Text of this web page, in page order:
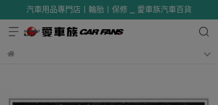
汽車用品專門店丨輪胎丨保修 _ 愛車族汽車百貨